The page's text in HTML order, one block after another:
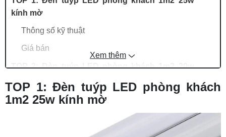
kính mờ
Thông số kỹ thuật
Giá bán
TOP 2: Đèn tuýp LED phòng khách 1m2 20w
Thông số kỹ thuật
TOP 3: Đèn LED phòng khách hiện đại 20w
Xem thêm
TOP 1: Đèn tuýp LED phòng khách
1m2 25w kính mờ